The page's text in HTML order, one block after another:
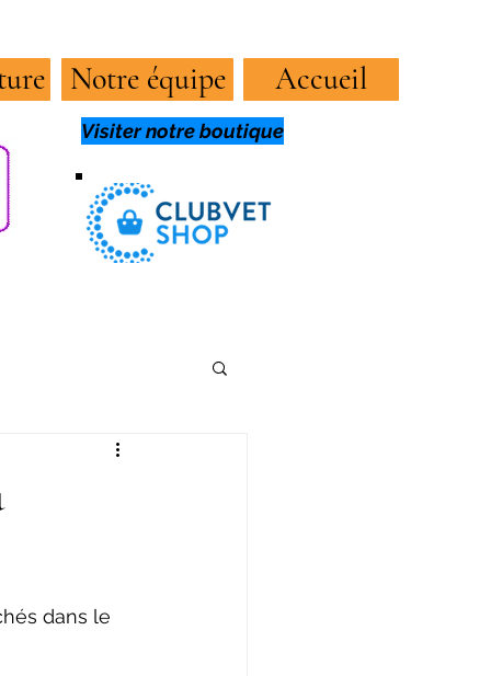
Notre équipe Accueil
Visiter notre boutique
dans le